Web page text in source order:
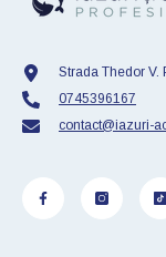
Strada Thedor V.
0745396167
contact@iazuri-